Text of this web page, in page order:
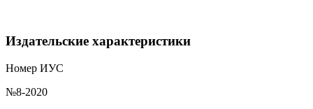
Издательские характеристики
Номер ИУС
№8-2020